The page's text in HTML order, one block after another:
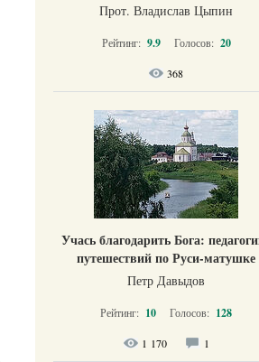
Прот. Владислав Цыпин
Рейтинг: 9.9 Голосов: 20
368
Учась благодарить Бога:
путешествий по Руси-матушке
Петр Давыдов
Рейтинг: 10 Голосов: 128
1 170 1